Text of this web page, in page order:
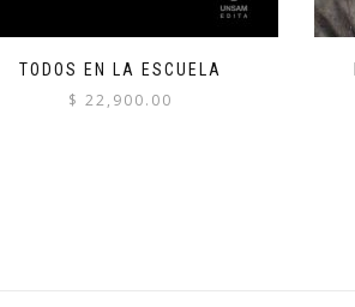
TODOS EN LA ESCUELA
$ 22,900.00